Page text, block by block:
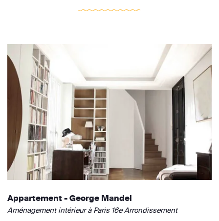
Appartement - George Mandel
Aménagement intérieur à Paris 16e Arrondissement